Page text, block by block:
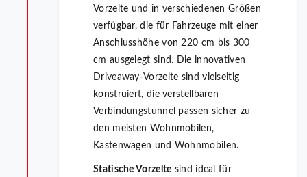
Vorzelte und in verschiedenen Größen
verfügbar, die für Fahrzeuge mit einer
Anschlusshöhe von 220 cm bis 300
cm ausgelegt sind. Die innovativen
Driveaway-Vorzelte sind vielseitig
konstruiert, die verstellbaren
Verbindungstunnel passen sicher zu
den meisten Wohnmobilen,
Kastenwagen und Wohnmobilen.
Statische Vorzelte sind ideal für